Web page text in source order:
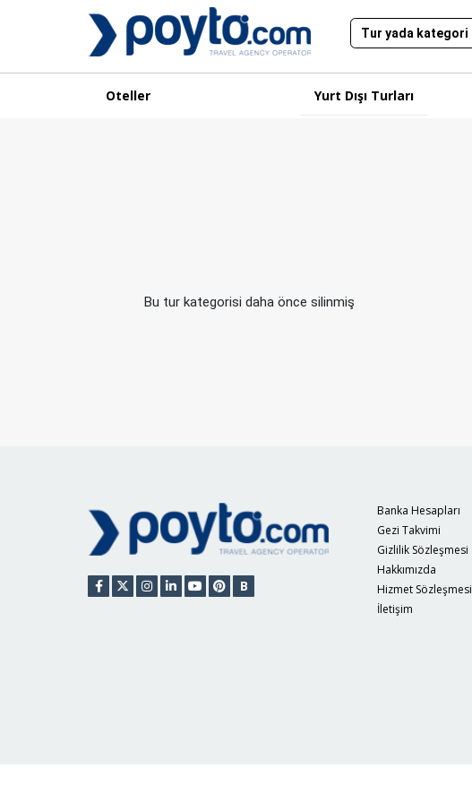
Oteller Yurt Dışı Turları
Bu tur kategorisi daha önce silinmiş
B
Banka Hesapları
Gezi Takvimi
Gizlilik Sözleşmesi
Hakkımızda
Hizmet Sözleşmesi
İletişim